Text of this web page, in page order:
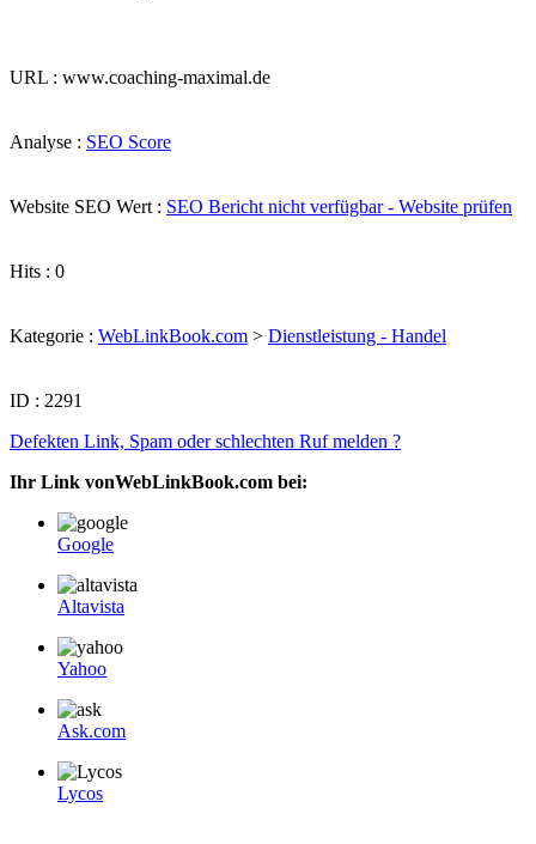
URL : www.coaching-maximal.de
Analyse : SEO Score
Website SEO Wert : SEO Bericht nicht verfügbar - Website prüfen
Hits : 0
Kategorie : WebLinkBook.com > Dienstleistung - Handel
ID : 2291
Defekten Link, Spam oder schlechten Ruf melden ?
Ihr Link vonWebLinkBook.com bei:
Google
Altavista
Yahoo
Ask.com
Lycos